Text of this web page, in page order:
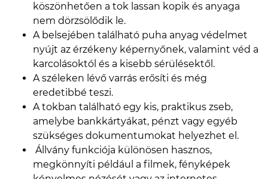
köszönhetően a tok lassan kopik és anyaga
nem dörzsölődik le.
A belsejében található puha anyag védelmet
nyújt az érzékeny képernyőnek, valamint véd a
karcolásoktól és a kisebb sérülésektől.
A széleken lévő varrás erősíti és még
eredetibbé teszi.
A tokban található egy kis, praktikus zseb,
amelybe bankkártyákat, pénzt vagy egyéb
szükséges dokumentumokat helyezhet el.
Állvány funkciója különösen hasznos,
megkönnyíti például a filmek, fényképek